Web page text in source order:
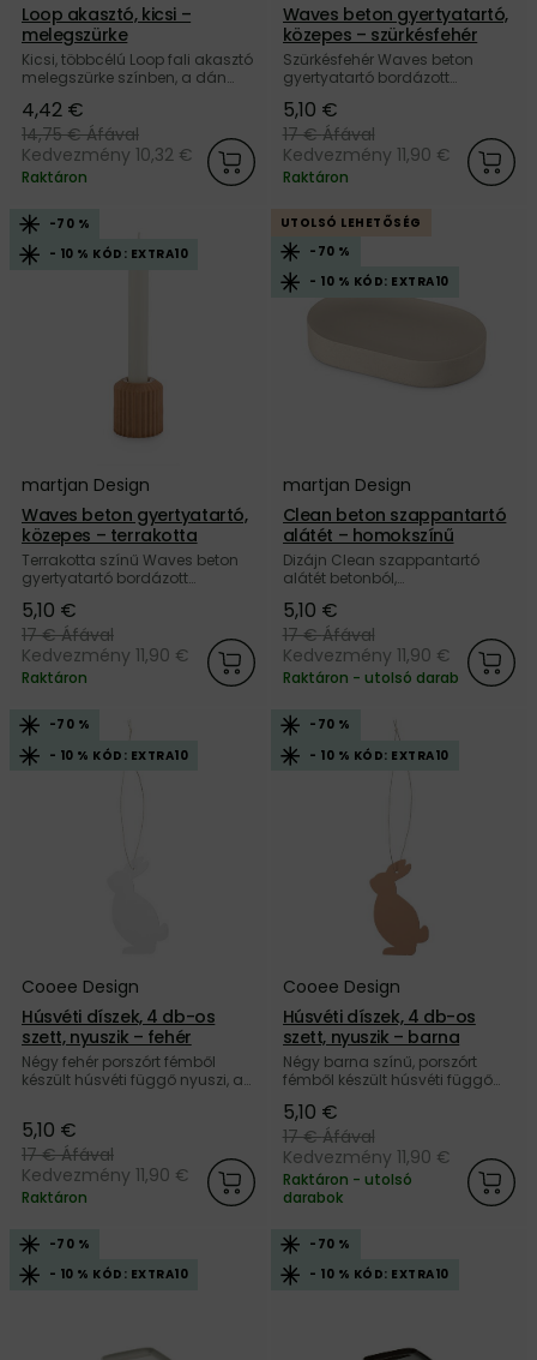
Loop akasztó, kicsi –
melegszürke
Kicsi, többcélú Loop fali akasztó
melegszürke színben, a dán
márkától.
4,42 €
14,75 €Áfával
Kedvezmény 10,32 €
Raktáron
Waves beton gyertyatartó,
közepes – szürkésfehér
Szürkésfehér Waves beton
gyertyatartó bordázott
Design márkától.
5,10 €
17 €Áfával
Kedvezmény 11,90 €
Raktáron
-70 %
- 10 % KÓD: EXTRA10
martjan Design
Waves beton gyertyatartó,
közepes – terrakotta
Terrakotta színű Waves beton
gyertyatartó bordázott
Design márkától.
5,10 €
17 €Áfával
Kedvezmény 11,90 €
Raktáron
UTOLSÓ LEHETŐSÉG
-70 %
- 10 % KÓD: EXTRA10
martjan Design
Clean beton szappantartó
alátét – homokszínű
Dizájn Clean szappantartó
alátét betonból,
martjan Design márkától.
5,10 €
17 €Áfával
Kedvezmény 11,90 €
Raktáron - utolsó darab
-70 %
- 10 % KÓD: EXTRA10
Cooee Design
Húsvéti díszek, 4 db-os
szett, nyuszik – fehér
Négy fehér porszórt fémből
készült húsvéti függő nyuszi, a
5,10 €
17 €Áfával
Kedvezmény 11,90 €
Raktáron
-70 %
- 10 % KÓD: EXTRA10
Cooee Design
Húsvéti díszek, 4 db-os
szett, nyuszik – barna
Négy barna színű, porszórt
fémből készült húsvéti függő
márkától.
5,10 €
17 €Áfával
Kedvezmény 11,90 €
Raktáron - utolsó
darabok
-70 %
- 10 % KÓD: EXTRA10
-70 %
- 10 % KÓD: EXTRA10